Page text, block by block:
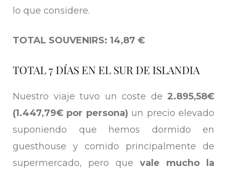
lo que considere.
TOTAL SOUVENIRS: 14,87 €
TOTAL 7 DÍAS EN EL SUR DE ISLANDIA
Nuestro viaje tuvo un coste de 2.895,58€
(1.447,79€ por persona) un precio elevado
suponiendo que hemos dormido en
guesthouse y comido principalmente de
supermercado, pero que vale mucho la